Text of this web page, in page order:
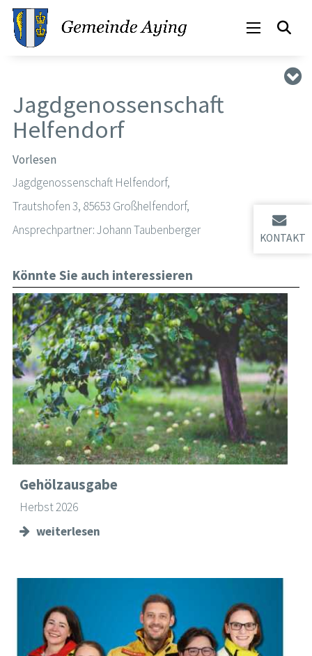
KONTAKT
Jagdgenossenschaft
Helfendorf
Vorlesen
Jagdgenossenschaft Helfendorf,
Trautshofen 3, 85653 Großhelfendorf,
Ansprechpartner: Johann Taubenberger
Könnte Sie auch interessieren
Gehölzausgabe
Herbst 2026
weiterlesen